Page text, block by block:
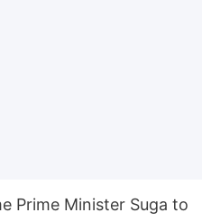
Prime Minister Suga to